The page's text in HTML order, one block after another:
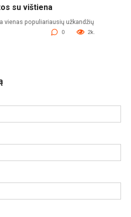
su vištiena
vienas populiariausių užkandžių
0 2k.